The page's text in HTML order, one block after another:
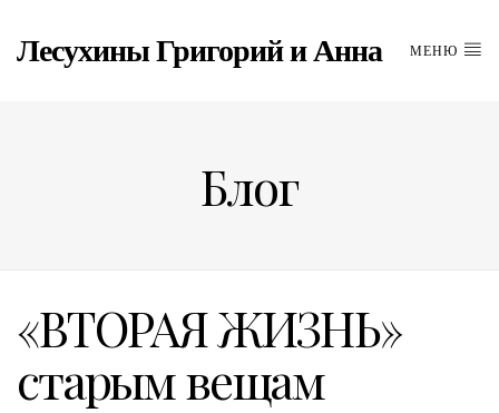
Лесухины Григорий и Анна МЕНЮ
Блог
«ВТОРАЯ ЖИЗНЬ»
старым вещам